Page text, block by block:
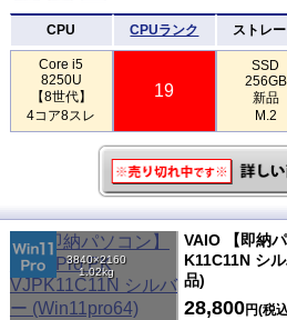
CPU CPUランク ストレ
Core i5
8250U
【8世代】
4コア8スレ
19
SSD
256GB
新品
M.2
3840×2160
1.02kg
VAIO 【即納
K11C11N シ
品)
28,800円(税